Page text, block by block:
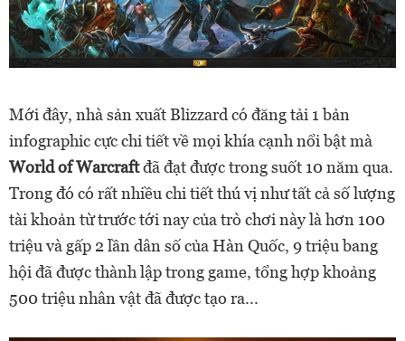
Mới đây, nhà sản xuất Blizzard có đăng tải 1 bản
infographic cực chi tiết về mọi khía cạnh nổi bật mà
World of Warcraftđã đạt được trong suốt 10 năm qua.
Trong đó có rất nhiều chi tiết thú vị như tất cả số lượng
tài khoản từ trước tới nay của trò chơi này là hơn 100
triệu và gấp 2 lần dân số của Hàn Quốc, 9 triệu bang
hội đã được thành lập trong game, tổng hợp khoảng
500 triệu nhân vật đã được tạo ra...